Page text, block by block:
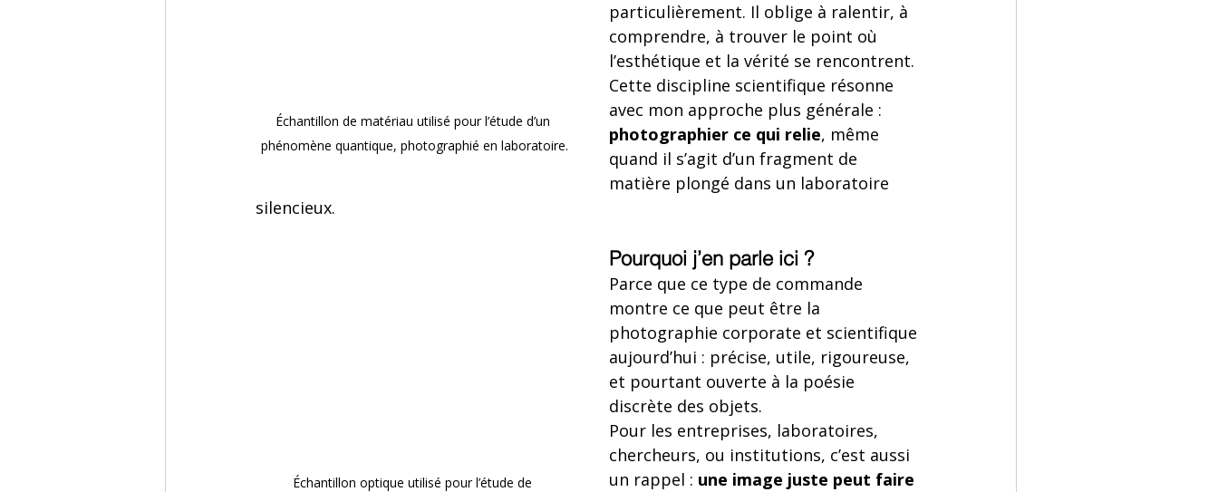
Échantillon de matériau utilisé pour l’étude d’un
phénomène quantique, photographié en laboratoire.
particulièrement. Il oblige à ralentir, à
comprendre, à trouver le point où
l’esthétique et la vérité se rencontrent.
Cette discipline scientifique résonne
avec mon approche plus générale :
photographier ce qui relie, même
quand il s’agit d’un fragment de
matière plongé dans un laboratoire
silencieux.
Échantillon optique utilisé pour l’étude de
Pourquoi j’en parle ici ?
Parce que ce type de commande
montre ce que peut être la
photographie corporate et scientifique
aujourd’hui : précise, utile, rigoureuse,
et pourtant ouverte à la poésie
discrète des objets.
Pour les entreprises, laboratoires,
chercheurs, ou institutions, c’est aussi
un rappel : une image juste peut faire